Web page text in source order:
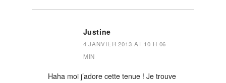
Justine
4 JANVIER 2013 AT 10 H 06
MIN
Haha moi j’adore cette tenue ! Je trouve